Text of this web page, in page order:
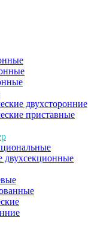
двухсторонние
приставные